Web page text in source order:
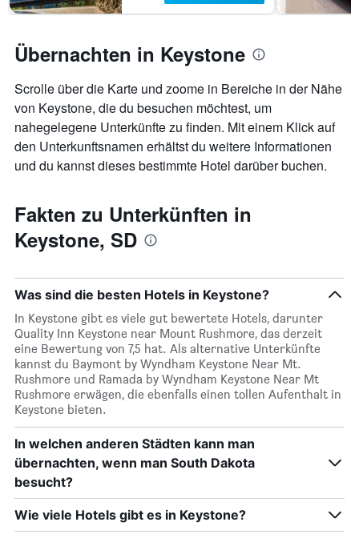
Übernachten in Keystone
Scrolle über die Karte und zoome in Bereiche in der Nähe
von Keystone, die du besuchen möchtest, um
nahegelegene Unterkünfte zu finden. Mit einem Klick auf
den Unterkunftsnamen erhältst du weitere Informationen
und du kannst dieses bestimmte Hotel darüber buchen.
Fakten zu Unterkünften in
Keystone, SD
Was sind die besten Hotels in Keystone?
In Keystone gibt es viele gut bewertete Hotels, darunter
Quality Inn Keystone near Mount Rushmore, das derzeit
eine Bewertung von 7,5 hat. Als alternative Unterkünfte
kannst du Baymont by Wyndham Keystone Near Mt.
Rushmore und Ramada by Wyndham Keystone Near Mt
Rushmore erwägen, die ebenfalls einen tollen Aufenthalt in
Keystone bieten.
In welchen anderen Städten kann man
übernachten, wenn man South Dakota
besucht?
Wie viele Hotels gibt es in Keystone?